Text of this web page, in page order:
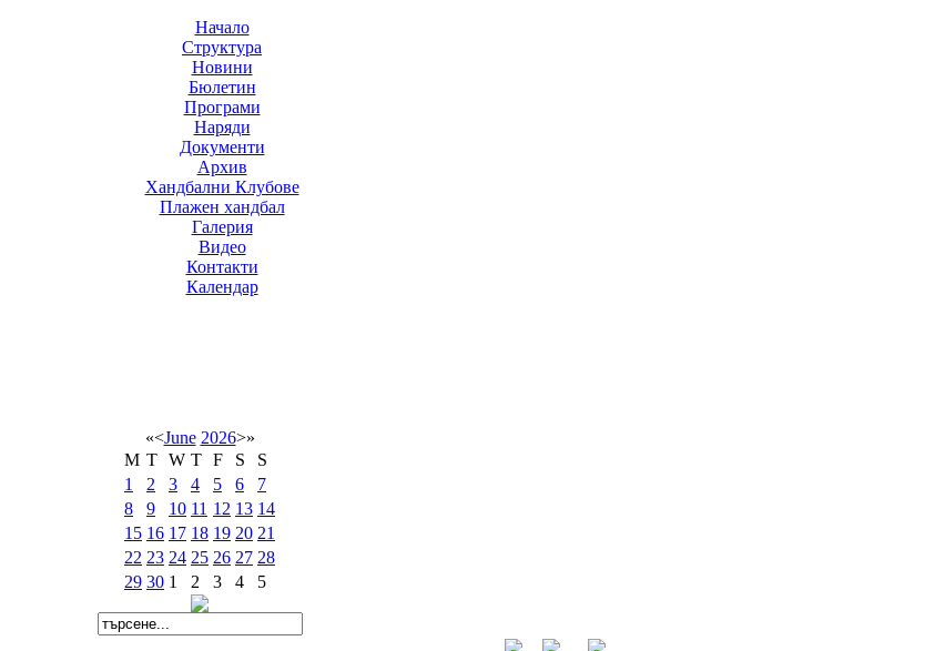
Начало
Структура
Новини
Бюлетин
Програми
Наряди
Документи
Архив
Хандбални Клубове
Плажен хандбал
Галерия
Видео
Контакти
Календар
«<June 2026>»
M T W T F S
S
1
2 3 4 5 6
7
8
9 10 11 12 13 14
15 16 17 18 19 20 21
22 23 24 25 26 27 28
29 30 1 2 3 4 5